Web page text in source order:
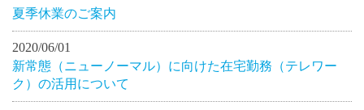
夏季休業のご案内
2020/06/01
新常態（ニューノーマル）に向けた在宅勤務（テレワー
ク）の活用について